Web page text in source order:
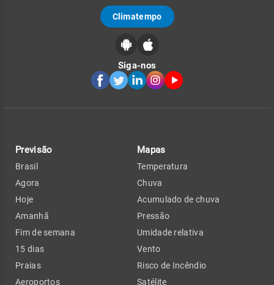
Climatempo
Siga-nos
Previsão
Brasil
Agora
Hoje
Amanhã
Fim de semana
15 dias
Praias
Aeroportos
Mapas
Temperatura
Chuva
Acumulado de chuva
Pressão
Umidade relativa
Vento
Risco de Incêndio
Satélite